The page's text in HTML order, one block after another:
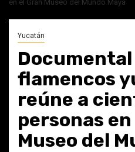
en el Gran Museo del Mundo Maya
Yucatán
flamencos
reúne a
personas
Museo del